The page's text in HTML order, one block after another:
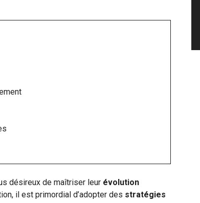
désireux de maîtriser leur évolution
il est primordial d’adopter des stratégies